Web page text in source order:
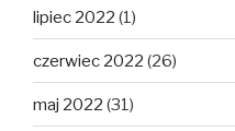
lipiec 2022 (1)
czerwiec 2022 (26)
maj 2022 (31)